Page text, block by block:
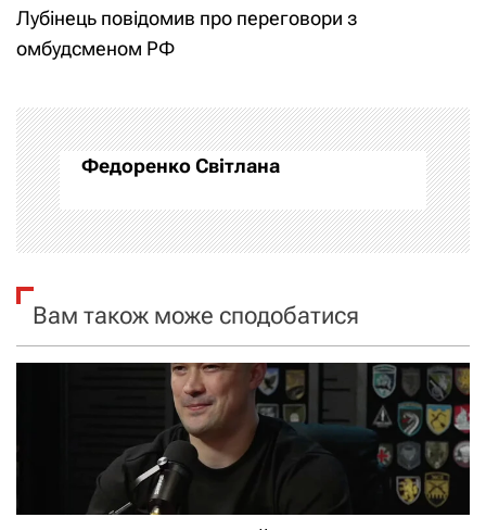
в
г
а
ц
і
я
з
п
Лубінець повідомив про переговори з
омбудсменом РФ
Федоренко Світлана
Вам також може сподобатися